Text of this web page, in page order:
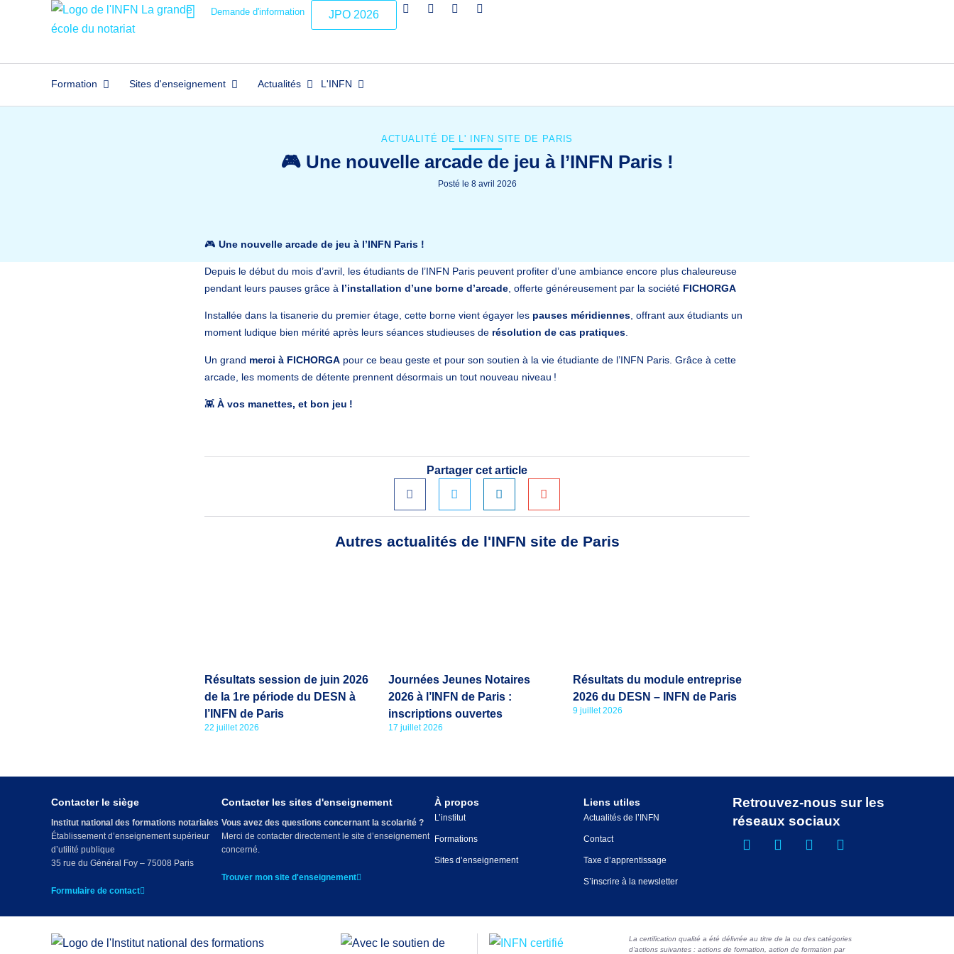
Demande d'information JPO 2026
Formation Sites d'enseignement Actualités L'INFN
ACTUALITÉ DE L' INFN SITE DE PARIS
🎮 Une nouvelle arcade de jeu à l’INFN Paris !
Posté le 8 avril 2026
🎮 Une nouvelle arcade de jeu à l’INFN Paris !
Depuis le début du mois d’avril, les étudiants de l’INFN Paris peuvent profiter d’une ambiance encore plus chaleureuse
pendant leurs pauses grâce à l’installation d’une borne d’arcade , offerte généreusement par la société FICHORGA
Installée dans la tisanerie du premier étage, cette borne vient égayer les pauses méridiennes, offrant aux étudiants un
moment ludique bien mérité après leurs séances studieuses de résolution de cas pratiques.
Un grand merci à FICHORGA pour ce beau geste et pour son soutien à la vie étudiante de l’INFN Paris. Grâce à cette
arcade, les moments de détente prennent désormais un tout nouveau niveau !
👾 À vos manettes, et bon jeu !
Partager cet article
Autres actualités de l'INFN site de Paris
Résultats session de juin 2026
de la 1re période du DESN à
l’INFN de Paris
22 juillet 2026
Journées Jeunes Notaires
2026 à l’INFN de Paris :
inscriptions ouvertes
17 juillet 2026
Résultats du module entreprise
2026 du DESN – INFN de Paris
9 juillet 2026
Contacter le siège
Institut national des formations notariales
Établissement d’enseignement supérieur
d’utilité publique
35 rue du Général Foy – 75008 Paris
Formulaire de contact
Contacter les sites d'enseignement
Vous avez des questions concernant la scolarité ?
Merci de contacter directement le site d’enseignement
concerné.
Trouver mon site d'enseignement
À propos
L’institut
Formations
Sites d’enseignement
Liens utiles
Actualités de l’INFN
Contact
Taxe d’apprentissage
S’inscrire à la newsletter
Retrouvez-nous sur les
réseaux sociaux
La certification qualité a été délivrée au titre de la ou des catégories
d’actions suivantes : actions de formation, action de formation par